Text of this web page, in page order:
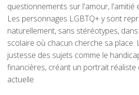
questionnements sur l'amour, l'amitié
Les personnages LGBTQ+ y sont
naturellement, sans stéréotypes,
scolaire où chacun cherche sa place.
justesse des sujets comme le
financières, créant un portrait réaliste
actuelle.